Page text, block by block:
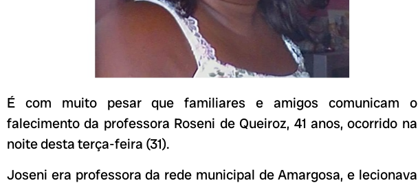
É com muito pesar que familiares e amigos comunicam o
falecimento da professora Roseni de Queiroz, 41 anos, ocorrido na
noite desta terça-feira (31).
Joseni era professora da rede municipal de Amargosa, e lecionava